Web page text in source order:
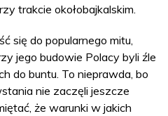
trakcie okołobajkalskim.
się do popularnego mitu,
jego budowie Polacy byli źle
do buntu. To nieprawda, bo
nie zaczęli jeszcze
że warunki w jakich